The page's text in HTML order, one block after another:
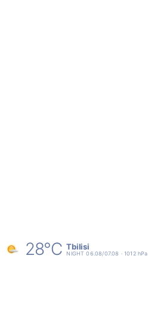
28°C Tbilisi
NIGHT 06.08/07.08 · 1012 hPa